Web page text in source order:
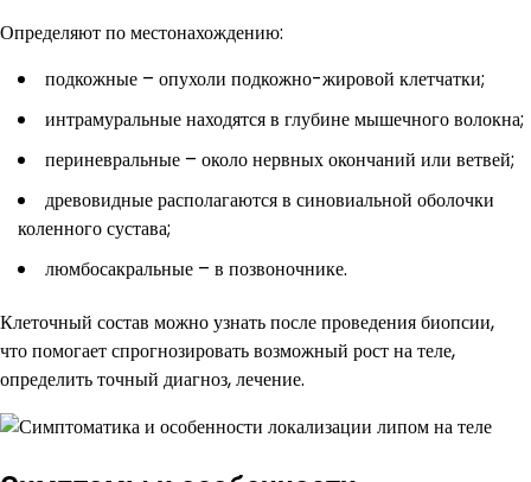
Определяют по местонахождению:
подкожные – опухоли подкожно-жировой клетчатки;
интрамуральные находятся в глубине мышечного волокна;
периневральные – около нервных окончаний или ветвей;
древовидные располагаются в синовиальной оболочки
коленного сустава;
люмбосакральные – в позвоночнике.
Клеточный состав можно узнать после проведения биопсии,
что помогает спрогнозировать возможный рост на теле,
определить точный диагноз, лечение.